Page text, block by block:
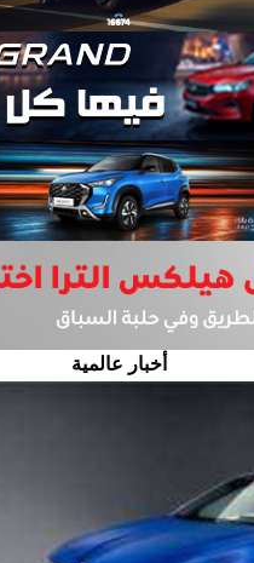
أخبار عالمية